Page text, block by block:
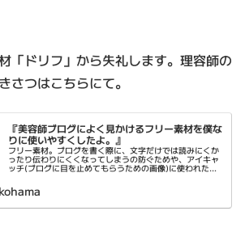
「ドリフ」から失礼します。理容師の
さつはこちらにて。
『美容師ブログによく見かけるフリー素材を僕な
りに使いやすくしたよ。』
フリー素材。ブログを書く際に、文字だけでは読みにくか
ったり伝わりにくくなってしまうの防ぐためや、アイキャ
ッチ(ブログに目を止めてもらうための画像)に使われたり
には使いやすいものと使いづらい...